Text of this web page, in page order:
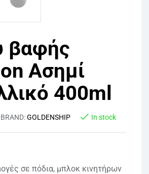
βαφής
Ασημί
400ml
BRAND:GOLDENSHIP In stock
σε πόδια, μπλοκ κινητήρων